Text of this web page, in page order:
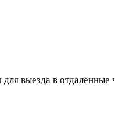
выезда в отдалённые